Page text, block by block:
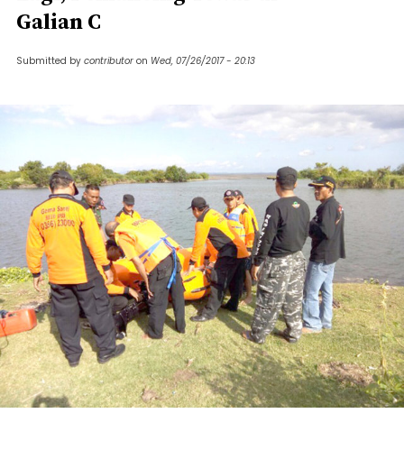
Galian C
Submitted by contributor on Wed, 07/26/2017 - 20:13